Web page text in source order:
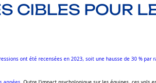
CIBLES POUR
ont été recensées en 2023, soit une hausse de 30 % par